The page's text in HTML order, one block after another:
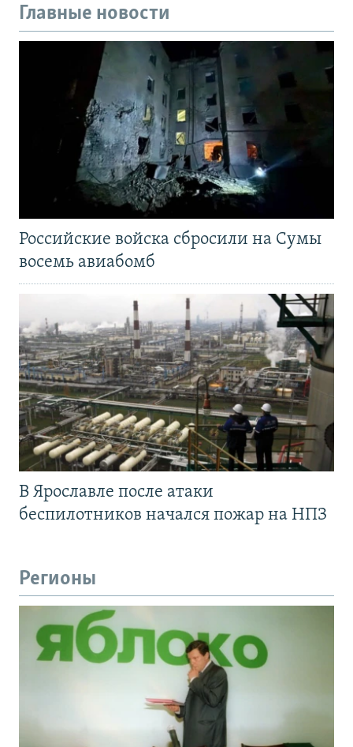
Главные новости
Российские войска сбросили на Сумы
восемь авиабомб
В Ярославле после атаки
беспилотников начался пожар на НПЗ
Регионы